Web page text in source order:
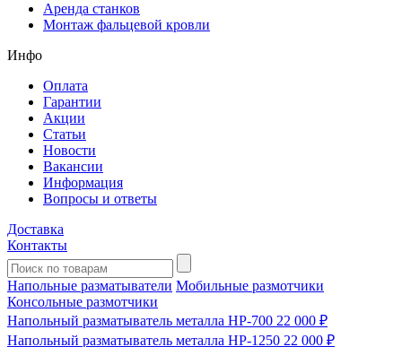
Аренда станков
Монтаж фальцевой кровли
Инфо
Оплата
Гарантии
Акции
Статьи
Новости
Вакансии
Информация
Вопросы и ответы
Доставка
Контакты
Напольные разматыватели Мобильные размотчики
Консольные размотчики
Напольный разматыватель металла HP-700 22 000 ₽
Напольный разматыватель металла HP-1250 22 000 ₽